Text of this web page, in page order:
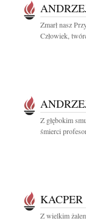
Zmarł nasz
Człowiek,
Z głębokim
śmierci
Z wielkim